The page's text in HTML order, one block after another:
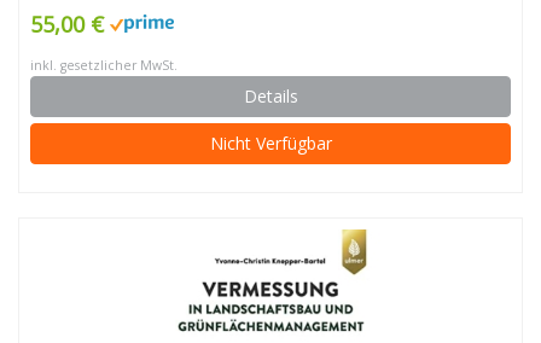
55,00 €
inkl. gesetzlicher MwSt.
Details
Nicht Verfügbar